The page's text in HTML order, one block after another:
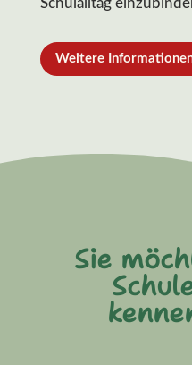
Schulalltag
Weitere
Sie